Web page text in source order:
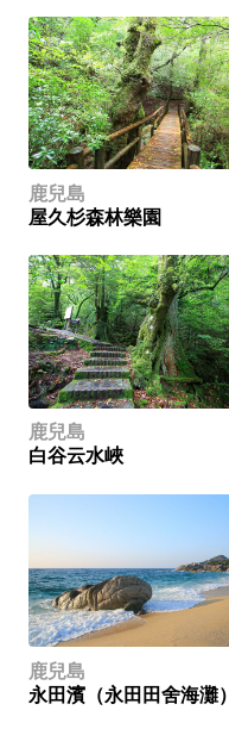
鹿兒島
屋久杉森林樂園
鹿兒島
白谷云水峽
鹿兒島
永田濱（永田田舍海灘）